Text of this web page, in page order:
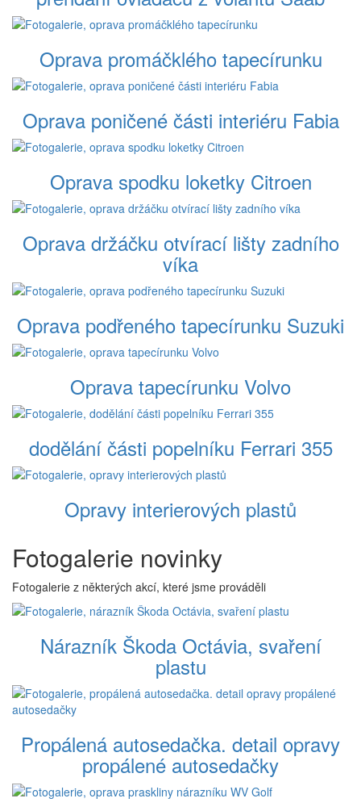
Oprava promáčklého tapecírunku
Oprava poničené části interiéru Fabia
Oprava spodku loketky Citroen
Oprava držáčku otvírací lišty zadního
víka
Oprava podřeného tapecírunku Suzuki
Oprava tapecírunku Volvo
dodělání části popelníku Ferrari 355
Opravy interierových plastů
Fotogalerie novinky
Fotogalerie z některých akcí, které jsme prováděli
Nárazník Škoda Octávia, svaření
plastu
Propálená autosedačka. detail opravy
propálené autosedačky